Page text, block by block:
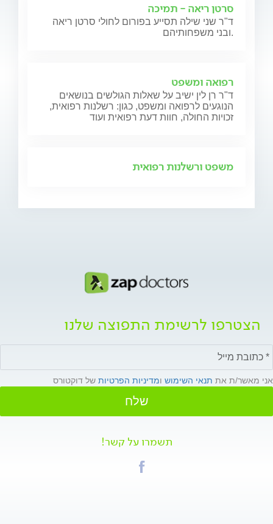
סרטן ריאה - תמיכה
ד"ר שני שילה תסייע בפורום לחולי סרטן ריאה
ובני משפחותיהם.
רפואה ומשפט
ד"ר רן לין ישיב על שאלות הגולשים בנושאים
הנוגעים לרפואה ומשפט, כגון: רשלנות רפואית,
זכויות החולה, חוות דעת רפואית ועוד
משפט ורשלנות רפואית
הצטרפו לרשימת התפוצה שלנו
אני מאשר/ת את תנאי השימוש ומדיניות הפרטיות של דוקטורס
שלח
תשמרו על קשר!